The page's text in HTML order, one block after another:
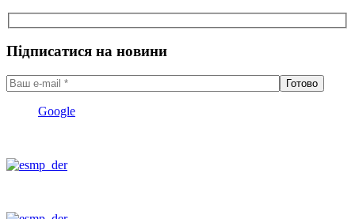
Підписатися на новини
Google